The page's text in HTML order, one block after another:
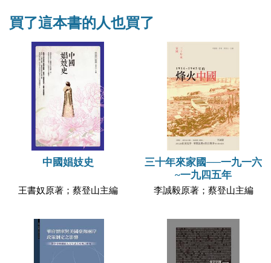
買了這本書的人也買了
中國娼妓史
王書奴原著；蔡登山主編
三十年來家國──一九一六
~一九四五年
李誠毅原著；蔡登山主編